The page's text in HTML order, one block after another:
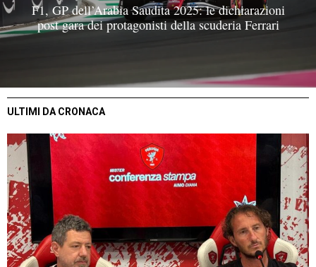
F1, GP dell’Arabia Saudita 2025: le dichiarazioni
post gara dei protagonisti della scuderia Ferrari
ULTIMI DA CRONACA